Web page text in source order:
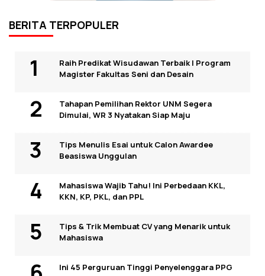
BERITA TERPOPULER
Raih Predikat Wisudawan Terbaik I Program
Magister Fakultas Seni dan Desain
Tahapan Pemilihan Rektor UNM Segera
Dimulai, WR 3 Nyatakan Siap Maju
Tips Menulis Esai untuk Calon Awardee
Beasiswa Unggulan
Mahasiswa Wajib Tahu! Ini Perbedaan KKL,
KKN, KP, PKL, dan PPL
Tips & Trik Membuat CV yang Menarik untuk
Mahasiswa
Ini 45 Perguruan Tinggi Penyelenggara PPG